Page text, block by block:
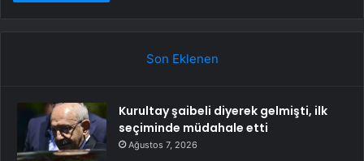
Son Eklenen
Kurultay şaibeli diyerek gelmişti, ilk
seçiminde müdahale etti
Ağustos 7, 2026